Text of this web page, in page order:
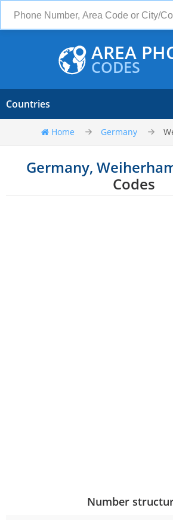
AREA
CODES
Countries
Home Germany
Germany,
Codes
Number